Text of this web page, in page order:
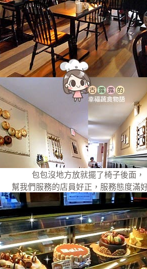
包包沒地方放就擺了椅子後面，
幫我們服務的店員好正，服務態度滿